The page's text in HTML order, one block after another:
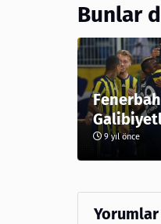
Bunlar
9 yıl önce
Yorumlar